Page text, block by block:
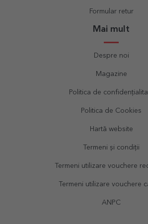
Formular retur
Mai mult
Despre noi
Magazine
Politica de
Politica de Cookies
Hartă website
Termeni și condiții
Termeni utilizare vouchere
Termeni utilizare vouchere
ANPC